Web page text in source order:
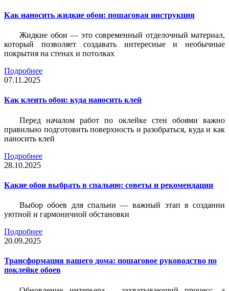
Как наносить жидкие обои: пошаговая инструкция
Жидкие обои — это современный отделочный материал,
который позволяет создавать интересные и необычные
покрытия на стенах и потолках
Подробнее
07.11.2025
Как клеить обои: куда наносить клей
Перед началом работ по оклейке стен обоями важно
правильно подготовить поверхность и разобраться, куда и как
наносить клей
Подробнее
28.10.2025
Какие обои выбрать в спальню: советы и рекомендации
Выбор обоев для спальни — важный этап в создании
уютной и гармоничной обстановки
Подробнее
20.09.2025
Трансформация вашего дома: пошаговое руководство по
поклейке обоев